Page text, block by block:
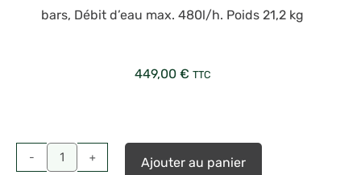
bars, Débit d’eau max. 480l/h. Poids 21,2 kg
449,00 € TTC
-
Nettoyeur
haute
+ Ajouter au panier